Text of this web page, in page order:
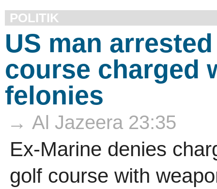
POLITIK
US man
course charged
felonies
→ Al Jazeera 23:35
Ex-Marine denies
golf course with